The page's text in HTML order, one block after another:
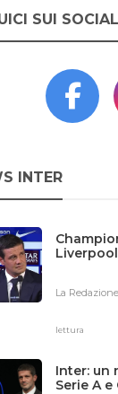
SUI SOCIAL
INTER
La
lettura
Inter: un
Serie A